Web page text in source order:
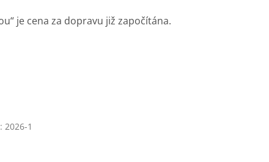
je cena za dopravu již započítána.
2026-1